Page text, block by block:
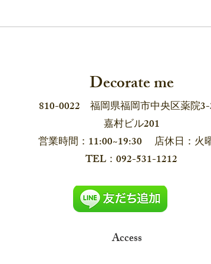
Decorate me
810-0022 福岡県福岡市中央区薬院
嘉村ビル201
営業時間：11:00~19:30 店休日：火
​TEL：092-531-1212
Access